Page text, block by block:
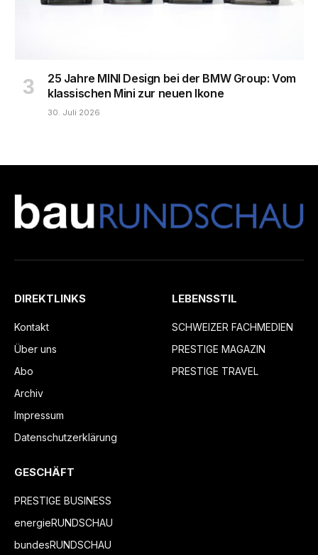
25 Jahre MINI Design bei der BMW Group: Vom
klassischen Mini zur neuen Ikone
30. Juli 2026
DIREKTLINKS
Kontakt
Über uns
Abo
Archiv
Impressum
Datenschutzerklärung
LEBENSSTIL
SCHWEIZER FACHMEDIEN
PRESTIGE MAGAZIN
PRESTIGE TRAVEL
GESCHÄFT
PRESTIGE BUSINESS
energieRUNDSCHAU
bundesRUNDSCHAU